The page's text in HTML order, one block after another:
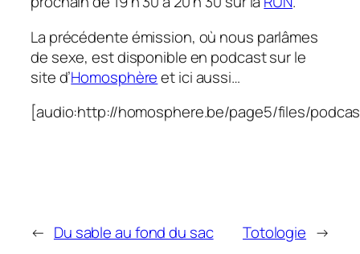
La précédente émission, où nous parlâmes
de sexe, est disponible en podcast sur le
site d’Homosphèreet ici aussi…
[audio:http://homosphere.be/page5/files/
← Du sable au fond du sac Totologie →